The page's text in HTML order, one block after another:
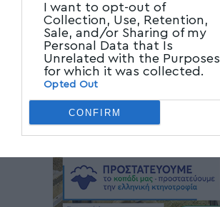
I want to opt-out of
Collection, Use, Retention,
Sale, and/or Sharing of my
Personal Data that Is
Unrelated with the Purposes
for which it was collected.
Opted Out
CONFIRM